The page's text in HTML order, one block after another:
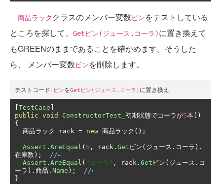
商品ラック クラスのメンバー変数ビンをテストしている
ところを探して、
Getビン(ジュース.コーラ)に置き換えて
もGREENのままであることを確かめます。そうした
ら、 メンバー変数ビンを削除します。
テストコード: ビンをGetビン(ジュース.コーラ) に置き換え
TestCase
public void ConstructorTest_ 初期状態でコーラが5本()
{
商品ラック
rack = new 商品ラック();
Assert . AreEqual ( 5 , rack . Get ビン(ジュース.コーラ).
在庫数);
//←
Assert . AreEqual ( "コーラ" , rack . Get ビン(ジュース.コ
ーラ).商品. Name );
//←
}